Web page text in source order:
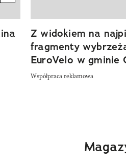
Z widokiem na
fragmenty
EuroVelo w gminie
Współpraca reklamowa